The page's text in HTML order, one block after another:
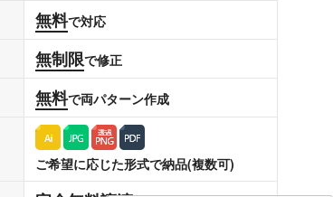
無料で対応
無制限で修正
無料で両パターン作成
ご希望に応じた形式で納品(複数可)